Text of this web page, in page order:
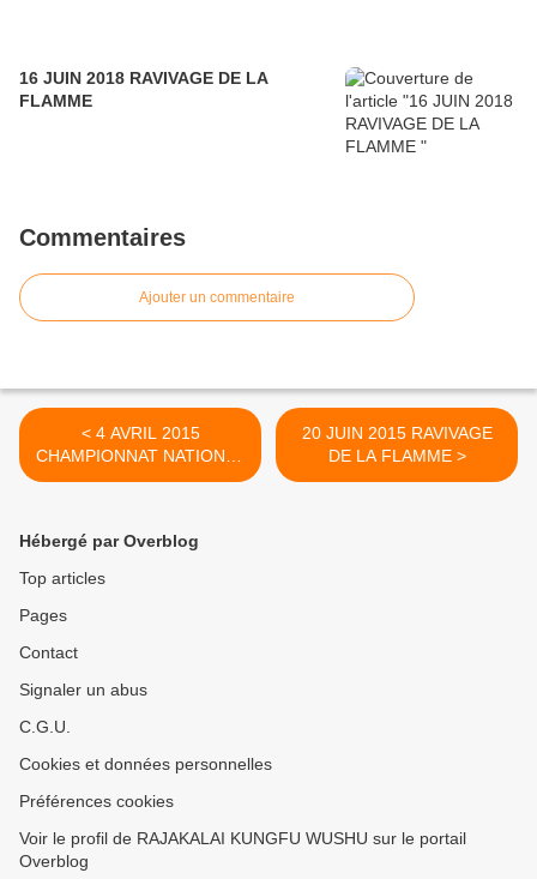
16 JUIN 2018 RAVIVAGE DE LA
FLAMME
Commentaires
Ajouter un commentaire
< 4 AVRIL 2015
CHAMPIONNAT NATIONAL
KUNGFU TRADITIONNEL
20 JUIN 2015 RAVIVAGE
DE LA FLAMME >
Hébergé par Overblog
Top articles
Pages
Contact
Signaler un abus
C.G.U.
Cookies et données personnelles
Préférences cookies
Voir le profil de RAJAKALAI KUNGFU WUSHU sur le portail
Overblog